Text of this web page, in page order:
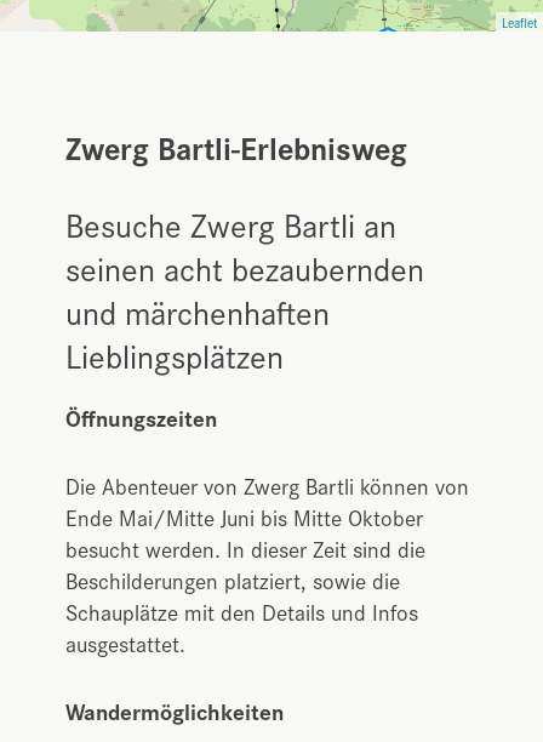
Leaflet
Zwerg Bartli-Erlebnisweg
Besuche Zwerg Bartli an
seinen acht bezaubernden
und märchenhaften
Lieblingsplätzen
Öffnungszeiten
Die Abenteuer von Zwerg Bartli können von
Ende Mai/Mitte Juni bis Mitte Oktober
besucht werden. In dieser Zeit sind die
Beschilderungen platziert, sowie die
Schauplätze mit den Details und Infos
ausgestattet.
Wandermöglichkeiten